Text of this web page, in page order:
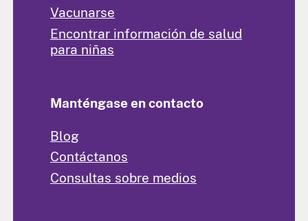
Vacunarse
Encontrar información de salud
para niñas
Manténgase en contacto
Blog
Contáctanos
Consultas sobre medios